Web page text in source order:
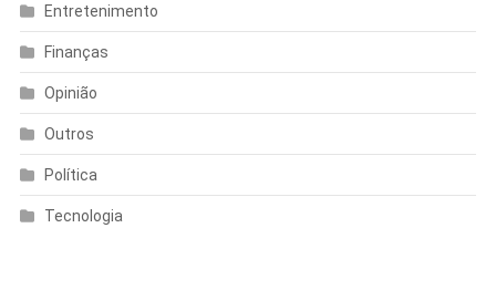
Entretenimento
Finanças
Opinião
Outros
Política
Tecnologia